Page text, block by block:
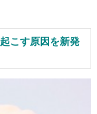
こす原因を新発